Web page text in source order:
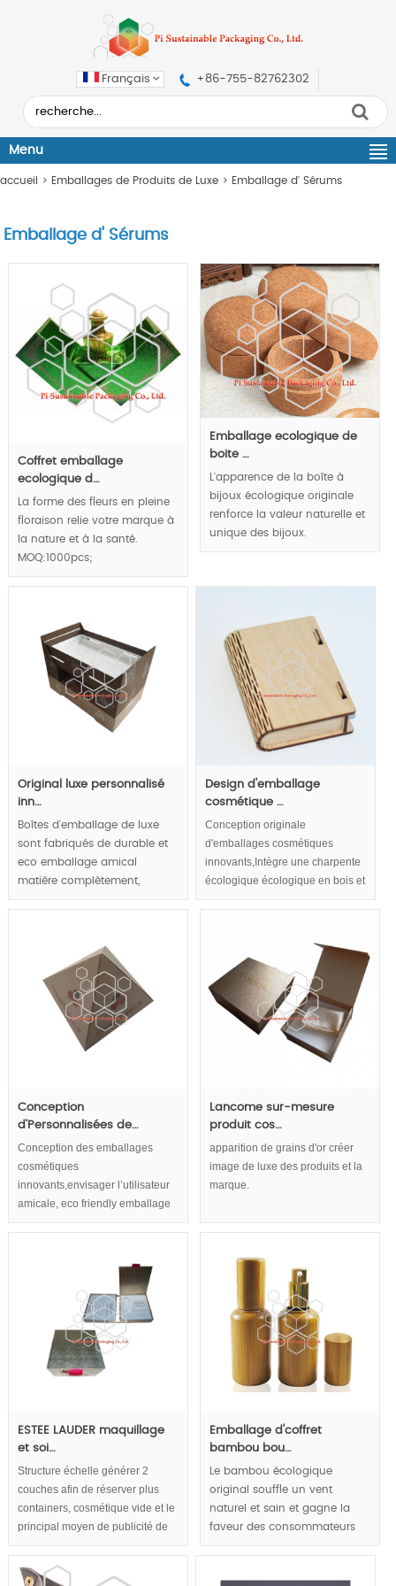
Français +86-755-82762302
Menu
accueil > Emballages de Produits de Luxe > Emballage d' Sérums
Emballage d' Sérums
Coffret emballage
ecologique d…
La forme des fleurs en pleine
floraison relie votre marque à
la nature et à la santé.
MOQ:1000pcs;
Emballage ecologique de
boite …
L'apparence de la boîte à
bijoux écologique originale
renforce la valeur naturelle et
unique des bijoux.
Original luxe personnalisé
inn…
Boîtes d'emballage de luxe
sont fabriqués de durable et
eco emballage amical
matière complètement,
commode pour les produits
convivial, luxe et aspect
naturel plomb tendances
d'empaquetage de luxe.
MOQ:1000pcs.
Design d'emballage
cosmétique …
Conception originale
d'emballages cosmétiques
innovants,Intègre une charpente
écologique écologique en bois et
vivante dans des boîtes en
Conception
d’Personnalisées de…
Conception des emballages
cosmétiques
innovants,envisager l’utilisateur
amicale, eco friendly emballage
cosmétique,emballages de
d’emballage cosmétique. Forme
pyramidale accroître la capacité
de commercialisation
considérablement.
Lancome sur-mesure
produit cos…
apparition de grains d'or créer
image de luxe des produits et la
marque.
ESTEE LAUDER maquillage
et soi…
Structure échelle générer 2
couches afin de réserver plus
containers, cosmétique vide et le
principal moyen de publicité de
la qualité de luxe de la teneur en
cosmétique.
Emballage d'coffret
bambou bou…
Le bambou écologique
original souffle un vent
naturel et sain et gagne la
faveur des consommateurs
écologiques originaux.